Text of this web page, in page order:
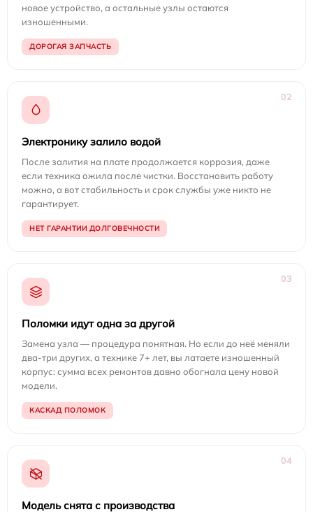
новое устройство, а остальные узлы остаются
изношенными.
ДОРОГАЯ ЗАПЧАСТЬ
02
Электронику залило водой
После залития на плате продолжается коррозия, даже
если техника ожила после чистки. Восстановить работу
можно, а вот стабильность и срок службы уже никто не
гарантирует.
НЕТ ГАРАНТИИ ДОЛГОВЕЧНОСТИ
03
Поломки идут одна за другой
Замена узла — процедура понятная. Но если до неё меняли
два-три других, а технике 7+ лет, вы латаете изношенный
корпус: сумма всех ремонтов давно обогнала цену новой
модели.
КАСКАД ПОЛОМОК
04
Модель снята с производства